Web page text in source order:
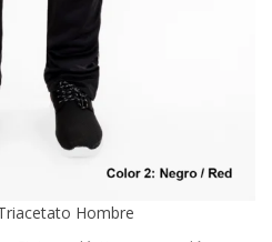
Hombre